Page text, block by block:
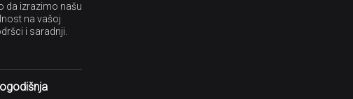
da izrazimo našu
na vašoj
i saradnji.